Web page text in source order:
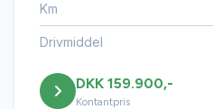
Centrallås
DAB+ radio
Km
Drivmiddel
DKK 159.900,-
Kontantpris